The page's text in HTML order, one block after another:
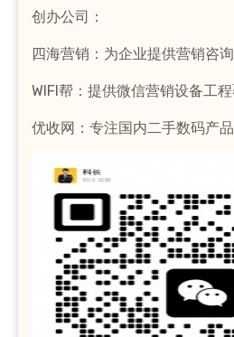
创办公司：
四海营销：为企业提供营销咨询
WIFI帮：提供微信营销设备工程
优收网：专注国内二手数码产品